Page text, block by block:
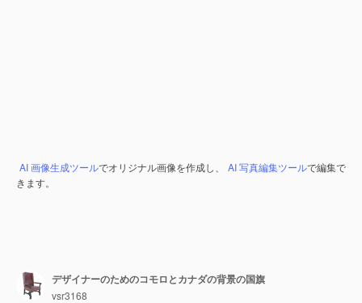
AI 画像生成ツールでオリジナル画像を作成し、 AI 写真編集ツールで編集で
きます。
デザイナーのためのコモロとカナダの背景の国旗
vsr3168